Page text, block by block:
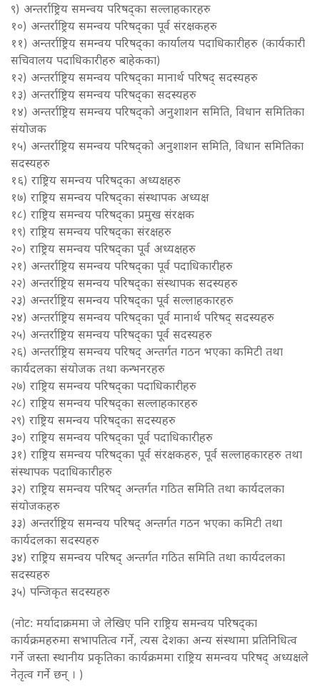
९) अन्तर्राष्ट्रिय समन्वय परिषद्का सल्लाहकारहरु
१०) अन्तर्राष्ट्रिय समन्वय परिषद्का पूर्व संरक्षकहरु
११) अन्तर्राष्ट्रिय समन्वय परिषद्का कार्यालय पदाधिकारीहरु (कार्यकारी
सचिवालय पदाधिकारीहरु बाहेकका)
१२) अन्तर्राष्ट्रिय समन्वय परिषद्का मानार्थ परिषद् सदस्यहरु
१३) अन्तर्राष्ट्रिय समन्वय परिषद्का सदस्यहरु
१४) अन्तर्राष्ट्रिय समन्वय परिषद्को अनुशाशन समिति, विधान समितिका
संयोजक
१५) अन्तर्राष्ट्रिय समन्वय परिषद्को अनुशाशन समिति, विधान समितिका
सदस्यहरु
१६) राष्ट्रिय समन्वय परिषद्का अध्यक्षहरु
१७) राष्ट्रिय समन्वय परिषद्का संस्थापक अध्यक्ष
१८) राष्ट्रिय समन्वय परिषद्का प्रमुख संरक्षक
१९) राष्ट्रिय समन्वय परिषद्का संरक्षहरु
२०) राष्ट्रिय समन्वय परिषद्का पूर्व अध्यक्षहरु
२१) अन्तर्राष्ट्रिय समन्वय परिषद्का पूर्व पदाधिकारीहरु
२२) अन्तर्राष्ट्रिय समन्वय परिषद्का संस्थापक सदस्यहरु
२३) अन्तर्राष्ट्रिय समन्वय परिषद्का पूर्व सल्लाहकारहरु
२४) अन्तर्राष्ट्रिय समन्वय परिषद्का पूर्व मानार्थ परिषद् सदस्यहरु
२५) अन्तर्राष्ट्रिय समन्वय परिषद्का पूर्व सदस्यहरु
२६) अन्तर्राष्ट्रिय समन्वय परिषद् अन्तर्गत गठन भएका कमिटी तथा
कार्यदलका संयोजक तथा कन्भनरहरु
२७) राष्ट्रिय समन्वय परिषद्का पदाधिकारीहरु
२८) राष्ट्रिय समन्वय परिषद्का सल्लाहकारहरु
२९) राष्ट्रिय समन्वय परिषद्का सदस्यहरु
३०) राष्ट्रिय समन्वय परिषद्का पूर्व पदाधिकारीहरु
३१) राष्ट्रिय समन्वय परिषद्का पूर्व संरक्षकहरु, पूर्व सल्लाहकारहरु तथा
संस्थापक पदाधिकारीहरु
३२) राष्ट्रिय समन्वय परिषद् अन्तर्गत गठित समिति तथा कार्यदलका
संयोजकहरु
३३) अन्तर्राष्ट्रिय समन्वय परिषद् अन्तर्गत गठन भएका कमिटी तथा
कार्यदलका सदस्यहरु
३४) राष्ट्रिय समन्वय परिषद् अन्तर्गत गठित समिति तथा कार्यदलका
सदस्यहरु
३५) पन्जिकृत सदस्यहरु
(नोट: मर्यादाक्रममा जे लेखिए पनि राष्ट्रिय समन्वय परिषद्का
कार्यक्रमहरुमा सभापतित्व गर्ने, त्यस देशका अन्य संस्थामा प्रतिनिधित्व
गर्ने जस्ता स्थानीय प्रकृतिका कार्यक्रममा राष्ट्रिय समन्वय परिषद् अध्यक्षले
नेतृत्व गर्ने छन् । )